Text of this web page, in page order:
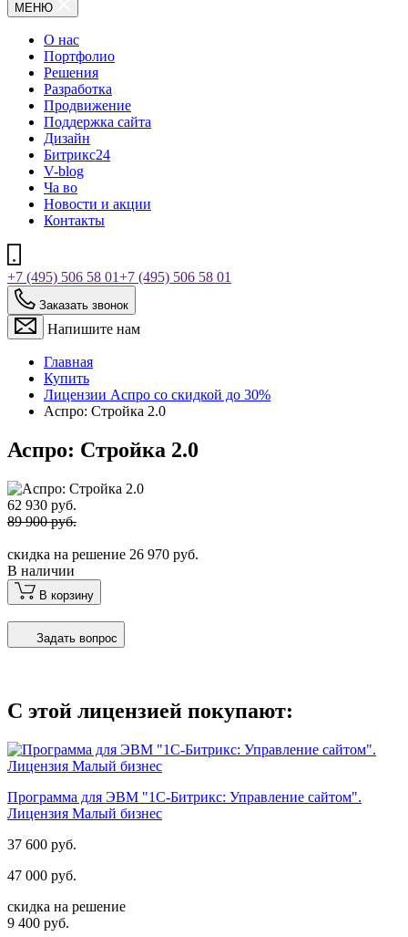
МЕНЮ
О нас
Портфолио
Решения
Разработка
Продвижение
Поддержка сайта
Дизайн
Битрикс24
V-blog
Ча во
Новости и акции
Контакты
+7 (495) 506 58 01+7 (495) 506 58 01
Заказать звонок
Напишите нам
Главная
Купить
Лицензии Аспро со скидкой до 30%
Аспро: Стройка 2.0
Аспро: Стройка 2.0
62 930 руб.
89 900 руб.
скидка на решение 26 970 руб.
В наличии
В корзину
Задать вопрос
С этой лицензией покупают:
Программа для ЭВМ "1С-Битрикс: Управление сайтом".
Лицензия Малый бизнес
37 600 руб.
47 000 руб.
скидка на решение
9 400 руб.